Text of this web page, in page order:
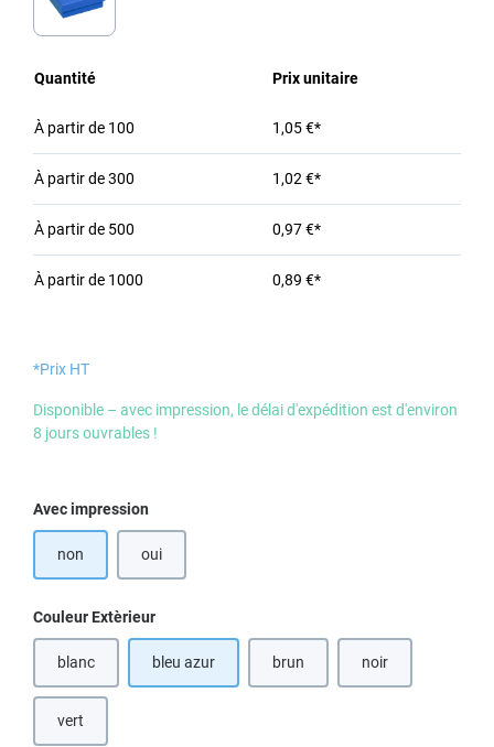
Quantité Prix unitaire
À partir de 100 1,05 €*
À partir de300 1,02 €*
À partir de 500 0,97 €*
À partir de 1000 0,89 €*
*Prix HT
Disponible – avec impression, le délai d'expédition est d'environ
8 jours ouvrables !
Sélectionnez
Avec impression
non oui
Sélectionnez
Couleur Extèrieur
blanc bleu azur brun(Cette option n'est pas disponible
noir(Cette option n'est
vert